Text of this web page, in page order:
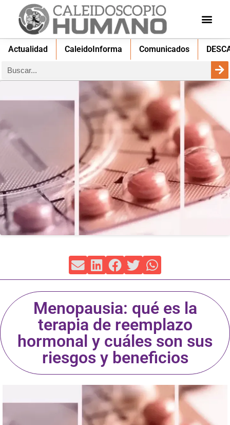
Actualidad CaleidoInforma Comunicados
Menopausia: qué es la
terapia de reemplazo
hormonal y cuáles son sus
riesgos y beneficios